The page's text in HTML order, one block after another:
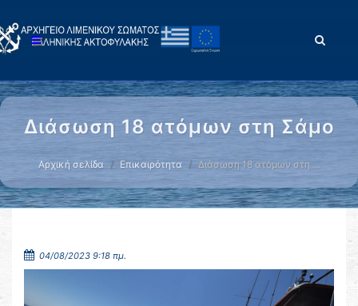
Διάσωση 18 ατόμων στη Σάμο
Αρχική σελίδα Επικαιρότητα Διάσωση 18 ατόμων στη …
04/08/2023 9:18 πμ.